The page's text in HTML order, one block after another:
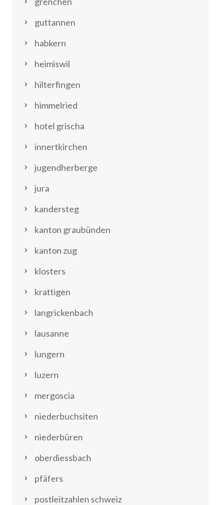
guttannen
habkern
heimiswil
hilterfingen
himmelried
hotel grischa
innertkirchen
jugendherberge
jura
kandersteg
kanton graubünden
kanton zug
klosters
krattigen
langrickenbach
lausanne
lungern
luzern
mergoscia
niederbuchsiten
niederbüren
oberdiessbach
pfäfers
postleitzahlen schweiz